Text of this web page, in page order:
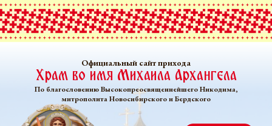
Официальный сайт прихода
Храм во имя Михаила Архангела
По благословению Высокопреосвященнейшего Никодима,
митрополита Новосибирского и Бердского